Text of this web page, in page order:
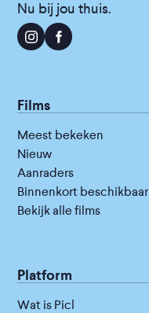
Nu bij jou thuis.
Films
Meest bekeken
Nieuw
Aanraders
Binnenkort beschikbaar
Bekijk alle films
Platform
Wat is Picl